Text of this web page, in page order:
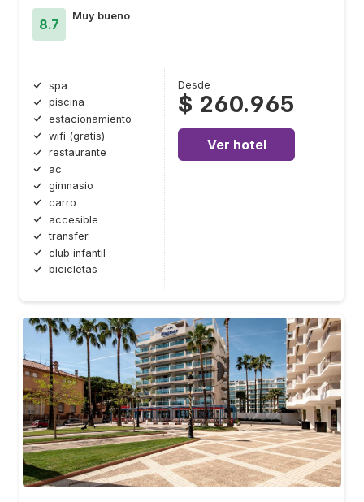
8.7
Muy bueno
spa
piscina
estacionamiento
wifi (gratis)
restaurante
ac
gimnasio
carro
accesible
transfer
club infantil
bicicletas
Desde
$ 260.965
Ver hotel